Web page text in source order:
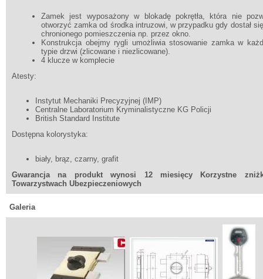
Zamek jest wyposażony w blokadę pokrętła, która nie
otworzyć zamka od środka intruzowi, w przypadku gdy dostał
chronionego pomieszczenia np. przez okno.
Konstrukcja obejmy rygli umożliwia stosowanie zamka w
typie drzwi (zlicowane i niezlicowane).
4 klucze w komplecie
Atesty:
Instytut Mechaniki Precyzyjnej (IMP)
Centralne Laboratorium Kryminalistyczne KG Policji
British Standard Institute
Dostępna kolorystyka:
biały, brąz, czarny, grafit
Gwarancja na produkt wynosi 12 miesięcy
Korzystne
Towarzystwach Ubezpieczeniowych
Galeria